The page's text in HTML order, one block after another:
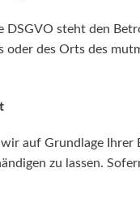
DSGVO steht den
des Orts des
auf Grundlage
zu lassen.